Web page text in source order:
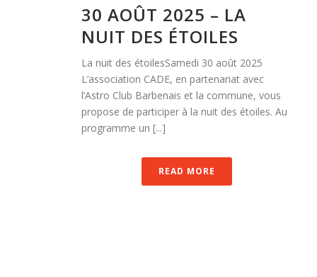
30 AOÛT 2025 – LA
NUIT DES ÉTOILES
La nuit des étoilesSamedi 30 août 2025
L’association CADE, en partenariat avec
l’Astro Club Barbenais et la commune, vous
propose de participer à la nuit des étoiles. Au
programme un [...]
READ MORE